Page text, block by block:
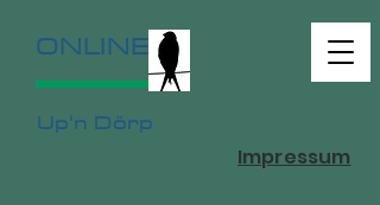
ONLINE
Up'n Dörp
Impressum